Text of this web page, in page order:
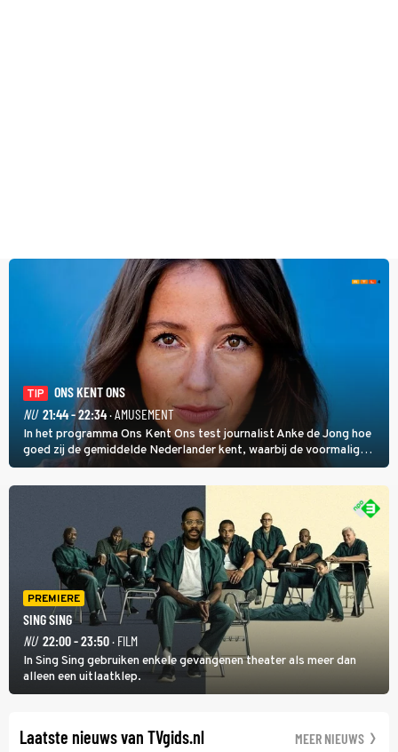
TIP
ONS KENT ONS
NU 21:44 - 22:34· AMUSEMENT
In het programma Ons Kent Ons test journalist Anke de Jong hoe
goed zij de gemiddelde Nederlander kent, waarbij de voormalig
hoofdredacteur van modebladen Glamour en Elle het samen met
rapper Keizer opneemt tegen Edson da Graça en Marc-Marie
PREMIERE
SING SING
NU 22:00 - 23:50· FILM
In Sing Sing gebruiken enkele gevangenen theater als meer dan
alleen een uitlaatklep.
Laatste nieuws van TVgids.nl MEER NIEUWS